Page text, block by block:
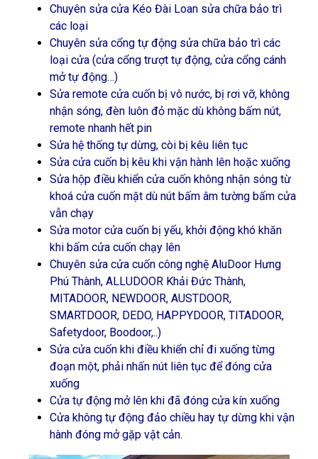
Chuyên sửa cửa Kéo Đài Loan sửa chữa bảo trì
các loại
Chuyên sửa cổng tự động sửa chữa bảo trì các
loại cửa (cửa cổng trượt tự động, cửa cổng cánh
mở tự động…)
Sửa remote cửa cuốn bị vô nước, bị rơi vỡ, không
nhận sóng, đèn luôn đỏ mặc dù không bấm nút,
remote nhanh hết pin
Sửa hệ thống tự dừng, còi bị kêu liên tục
Sửa cửa cuốn bị kêu khi vận hành lên hoặc xuống
Sửa hộp điều khiển cửa cuốn không nhận sóng từ
khoá cửa cuốn mặt dù nút bấm âm tường bấm cửa
vẫn chạy
Sửa motor cửa cuốn bị yếu, khởi động khó khăn
khi bấm cửa cuốn chạy lên
Chuyên sửa cửa cuốn công nghệ AluDoor Hưng
Phú Thành, ALLUDOOR Khải Đức Thành,
MITADOOR, NEWDOOR, AUSTDOOR,
SMARTDOOR, DEDO, HAPPYDOOR, TITADOOR,
Safetydoor, Boodoor,..)
Sửa cửa cuốn khi điều khiển chỉ đi xuống từng
đoạn một, phải nhấn nút liên tục để đóng cửa
xuống
Cửa tự động mở lên khi đã đóng cửa kín xuống
Cửa không tự động đảo chiều hay tự dừng khi vận
hành đóng mở gặp vật cản.